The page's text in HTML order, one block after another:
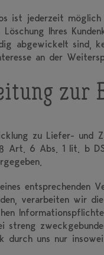
ist jederzeit
Ihres
abgewickelt sind,
an der
zur
zu Liefer- und
Art. 6 Abs. 1 lit. b
entsprechenden
verarbeiten wir
streng
durch uns nur